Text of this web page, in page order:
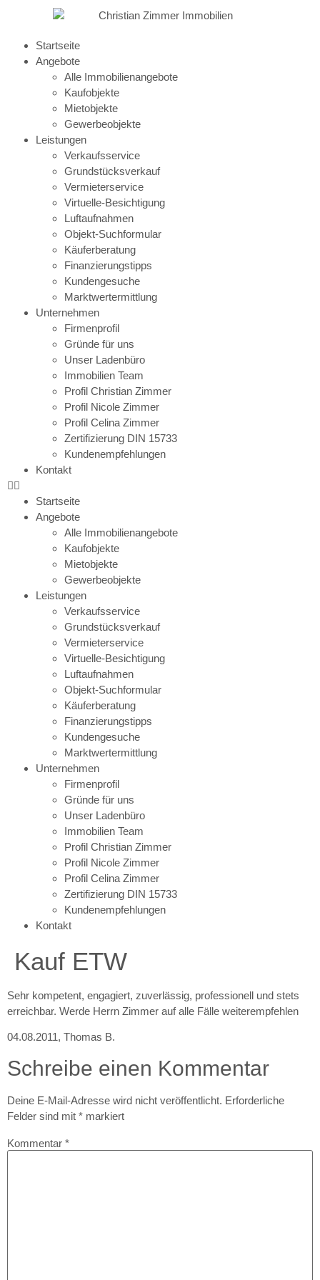
Startseite
Angebote
Alle Immobilienangebote
Kaufobjekte
Mietobjekte
Gewerbeobjekte
Leistungen
Verkaufsservice
Grundstücksverkauf
Vermieterservice
Virtuelle-Besichtigung
Luftaufnahmen
Objekt-Suchformular
Käuferberatung
Finanzierungstipps
Kundengesuche
Marktwertermittlung
Unternehmen
Firmenprofil
Gründe für uns
Unser Ladenbüro
Immobilien Team
Profil Christian Zimmer
Profil Nicole Zimmer
Profil Celina Zimmer
Zertifizierung DIN 15733
Kundenempfehlungen
Kontakt
Startseite
Angebote
Alle Immobilienangebote
Kaufobjekte
Mietobjekte
Gewerbeobjekte
Leistungen
Verkaufsservice
Grundstücksverkauf
Vermieterservice
Virtuelle-Besichtigung
Luftaufnahmen
Objekt-Suchformular
Käuferberatung
Finanzierungstipps
Kundengesuche
Marktwertermittlung
Unternehmen
Firmenprofil
Gründe für uns
Unser Ladenbüro
Immobilien Team
Profil Christian Zimmer
Profil Nicole Zimmer
Profil Celina Zimmer
Zertifizierung DIN 15733
Kundenempfehlungen
Kontakt
Kauf ETW
Sehr kompetent, engagiert, zuverlässig, professionell und stets
erreichbar. Werde Herrn Zimmer auf alle Fälle weiterempfehlen
04.08.2011, Thomas B.
Schreibe einen Kommentar
Deine E-Mail-Adresse wird nicht veröffentlicht. Erforderliche
Felder sind mit * markiert
Kommentar *